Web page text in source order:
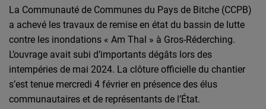
La Communauté de Communes du Pays de Bitche (CCPB)
a achevé les travaux de remise en état du bassin de lutte
contre les inondations « Am Thal » à Gros-Réderching.
L’ouvrage avait subi d’importants dégâts lors des
intempéries de mai 2024. La clôture officielle du chantier
s’est tenue mercredi 4 février en présence des élus
communautaires et de représentants de l’État.